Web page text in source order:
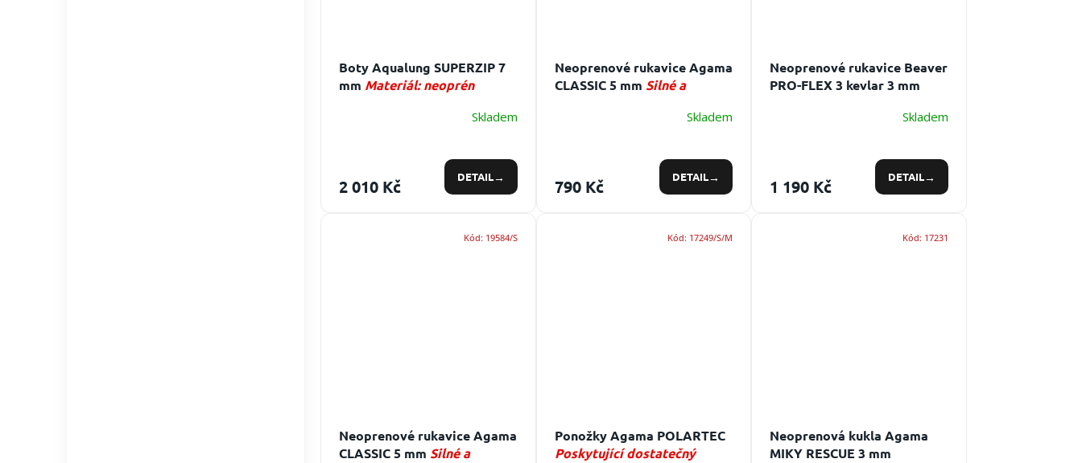
Boty Aqualung SUPERZIP 7
mm Materiál: neoprén
Skladem
2 010 Kč DETAIL
Neoprenové rukavice Agama
CLASSIC 5 mm Silné a
Skladem
790 Kč DETAIL
Neoprenové rukavice Beaver
PRO-FLEX 3 kevlar 3 mm
neoprenové rukavice o síle 3
Skladem
1 190 Kč DETAIL
Neoprenové rukavice Agama
CLASSIC 5 mm Silné a
Kód: 19584/S
Ponožky Agama POLARTEC
Poskytující dostatečný
Kód: 17249/S/M
Neoprenová kukla Agama
MIKY RESCUE 3 mm
Kód: 17231